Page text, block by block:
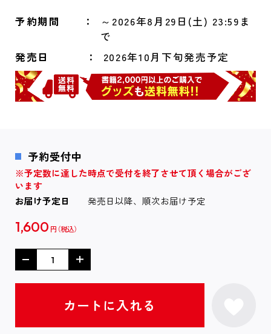
予約期間
～2026年8月29日(土) 23:59ま
で
発売日
2026年10月下旬発売予定
予約受付中
※予定数に達した時点で受付を終了させて頂く場合がござ
います
お届け予定日
発売日以降、順次お届け予定
1,600 円